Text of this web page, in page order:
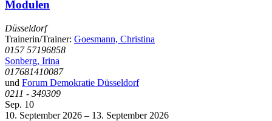
Modulen
Düsseldorf
Trainerin/Trainer: Goesmann, Christina
0157 57196858
Sonberg, Irina
017681410087
und Forum Demokratie Düsseldorf
0211 - 349309
Sep. 10
10. September 2026 – 13. September 2026